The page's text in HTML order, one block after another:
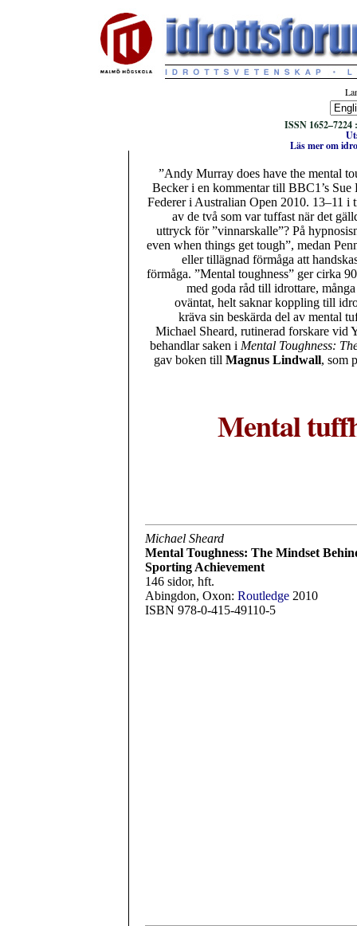
ISSN
Läs mer om
”Andy Murray does have the mental
Becker i en kommentar till BBC1’s
Federer i Australian Open 2010. 13–11 i
av de två som var tuffast när det
uttryck för ”vinnarskalle”? På
even when things get tough”, medan
eller tillägnad förmåga att
förmåga. ”Mental toughness” ger cirka
med goda råd till idrottare,
oväntat, helt saknar koppling till
kräva sin beskärda del av mental
Michael Sheard, rutinerad forskare vid
behandlar saken i Mental Toughness:
gav boken till Magnus Lindwall, som
Mental
Michael Sheard
Mental Toughness: The Mindset
Sporting Achievement
146 sidor, hft.
Abingdon, Oxon: Routledge 2010
ISBN 978-0-415-49110-5